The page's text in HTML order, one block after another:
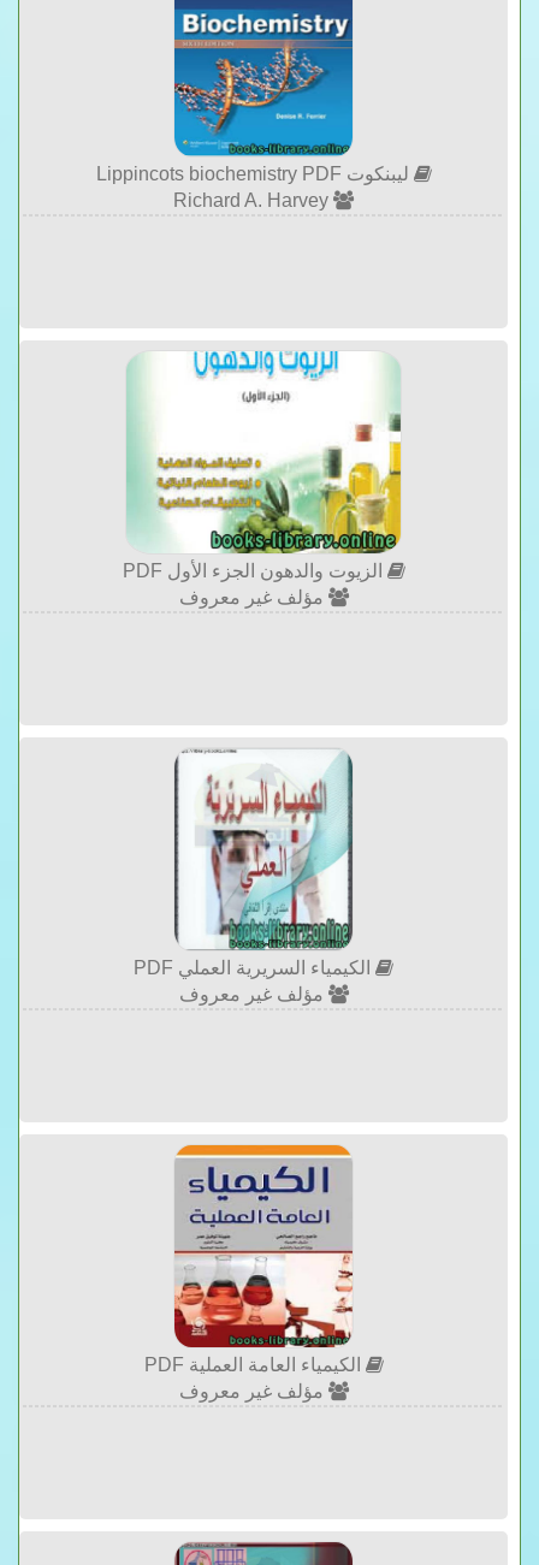
ليبنكوت Lippincots biochemistry PDF
الزيوت والدهون الجزء الأول PDF
مؤلف غير معروف
الكيمياء السريرية العملي PDF
مؤلف غير معروف
الكيمياء العامة العملية PDF
مؤلف غير معروف